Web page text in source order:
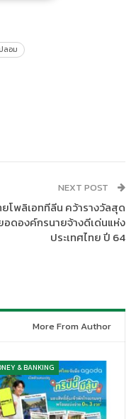
ธ์(Call Center) โทร 0-
คารอาคารสงเคราะห์
ลอม
NEXT POST
ยโพลิเอททีลีน คว้ารางวัลสุด
อดองค์กรนายจ้างดีเด่นแห่ง
ประเทศไทย ปี 64
More From Author
& BANKING